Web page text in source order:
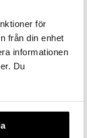
för
från din enhet
informationen
Du
18 kr